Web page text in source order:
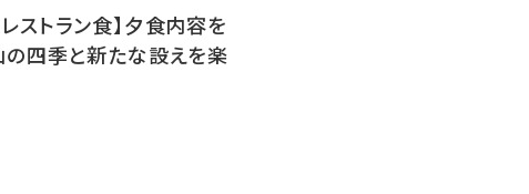
ストラン食】夕食内容を
の四季と新たな設えを楽